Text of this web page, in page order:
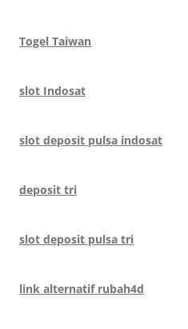
Togel Taiwan
slot Indosat
slot deposit pulsa indosat
deposit tri
slot deposit pulsa tri
link alternatif rubah4d